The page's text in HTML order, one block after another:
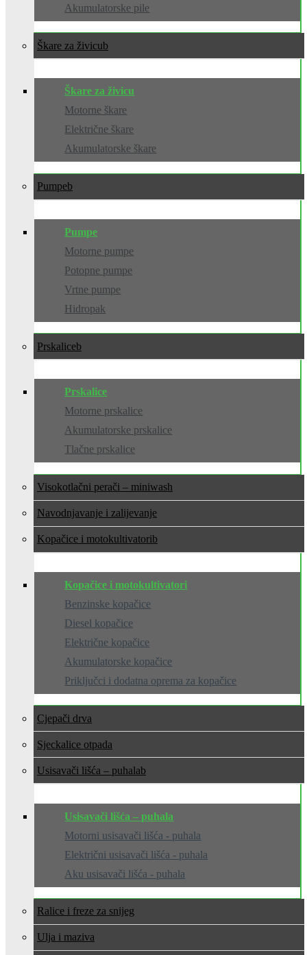
Akumulatorske pile
Škare za živicu
Škare za živicu
Motorne škare
Električne škare
Akumulatorske škare
Pumpe
Pumpe
Motorne pumpe
Potopne pumpe
Vrtne pumpe
Hidropak
Prskalice
Prskalice
Motorne prskalice
Akumulatorske prskalice
Tlačne prskalice
Visokotlačni perači – miniwash
Navodnjavanje i zalijevanje
Kopačice i motokultivatori
Kopačice i motokultivatori
Benzinske kopačice
Diesel kopačice
Električne kopačice
Akumulatorske kopačice
Priključci i dodatna oprema za kopačice
Cjepači drva
Sjeckalice otpada
Usisavači lišća – puhala
Usisavači lišća – puhala
Motorni usisavači lišća - puhala
Električni usisavači lišća - puhala
Aku usisavači lišća - puhala
Ralice i freze za snijeg
Ulja i maziva